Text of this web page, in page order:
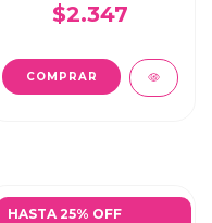
$2.347
HASTA 25% OFF